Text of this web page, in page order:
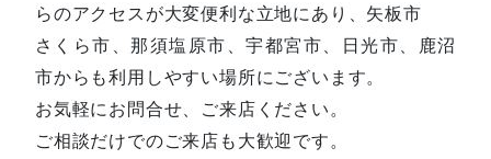
らのアクセスが大変便利な立地にあり、矢板市
さくら市、那須塩原市、宇都宮市、日光市、鹿沼
市からも利用しやすい場所にございます。
お気軽にお問合せ、ご来店ください。
ご相談だけでのご来店も大歓迎です。